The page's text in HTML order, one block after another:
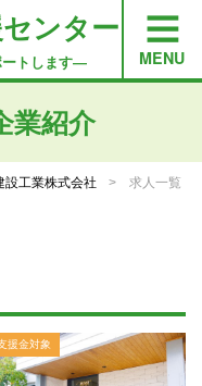
ンター
ートします―
業紹介
設工業株式会社 求人一覧
援金対象